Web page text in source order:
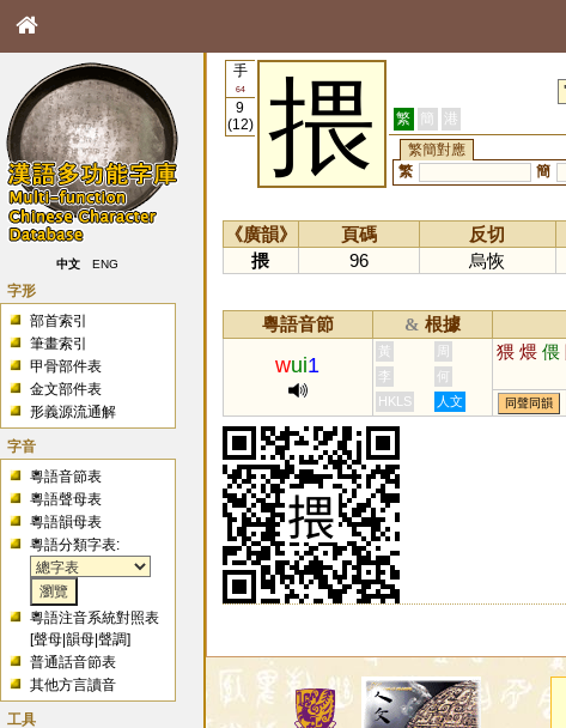
中文 ENG
字形
部首索引
筆畫索引
甲骨部件表
金文部件表
形義源流通解
字音
粵語音節表
粵語聲母表
粵語韻母表
粵語分類字表:
粵語注音系統對照表
[聲母 |韻母 |聲調]
普通話音節表
其他方言讀音
工具
手
64
9
(12)
揋 繁 簡 港
繁簡對應
繁
簡
《廣韻》 頁碼 反切
揋
96 烏恢
粵語音節 & 根據
wui1
黃 周 猥 煨 偎
李
何
HKLS
人文 同聲同韻